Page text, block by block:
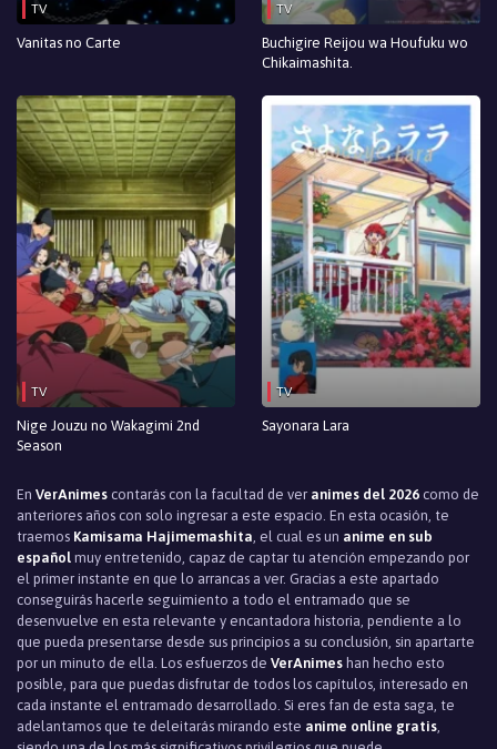
TV
Vanitas no Carte
TV
Buchigire Reijou wa Houfuku wo
Chikaimashita.
TV
Nige Jouzu no Wakagimi 2nd
Season
TV
Sayonara Lara
En VerAnimes contarás con la facultad de ver animes del 2026 como de
anteriores años con solo ingresar a este espacio. En esta ocasión, te
traemos Kamisama Hajimemashita , el cual es un anime en sub
español muy entretenido, capaz de captar tu atención empezando por
el primer instante en que lo arrancas a ver. Gracias a este apartado
conseguirás hacerle seguimiento a todo el entramado que se
desenvuelve en esta relevante y encantadora historia, pendiente a lo
que pueda presentarse desde sus principios a su conclusión, sin apartarte
por un minuto de ella. Los esfuerzos de VerAnimes han hecho esto
posible, para que puedas disfrutar de todos los capítulos, interesado en
cada instante el entramado desarrollado. Si eres fan de esta saga, te
adelantamos que te deleitarás mirando este anime online gratis